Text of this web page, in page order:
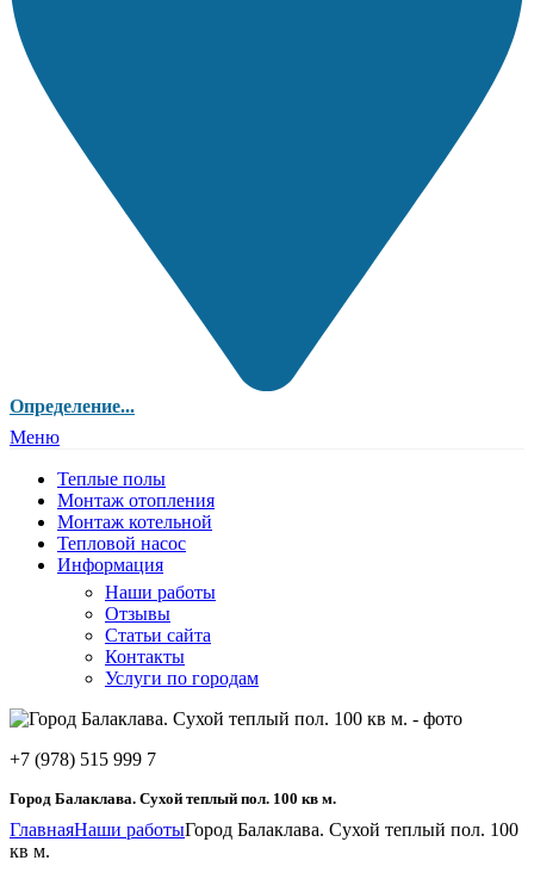
Определение...
Меню
Теплые полы
Монтаж отопления
Монтаж котельной
Тепловой насос
Информация
Наши работы
Отзывы
Статьи сайта
Контакты
Услуги по городам
+7 (978) 515 999 7
Город Балаклава. Сухой теплый пол. 100 кв м.
ГлавнаяНаши работыГород Балаклава. Сухой теплый пол. 100
кв м.